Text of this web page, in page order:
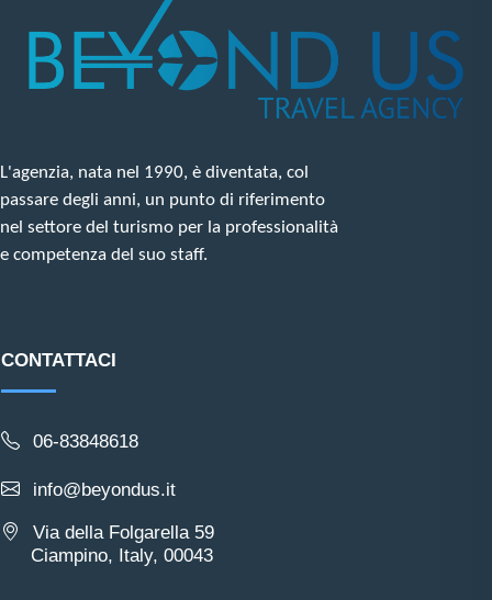
L'agenzia, nata nel 1990, è diventata, col
passare degli anni, un punto di riferimento
nel settore del turismo per la professionalità
e competenza del suo staff.
CONTATTACI
06-83848618
info@beyondus.it
Via della Folgarella 59
Ciampino, Italy, 00043